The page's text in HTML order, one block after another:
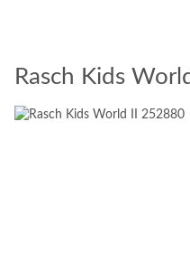
Rasch Kids